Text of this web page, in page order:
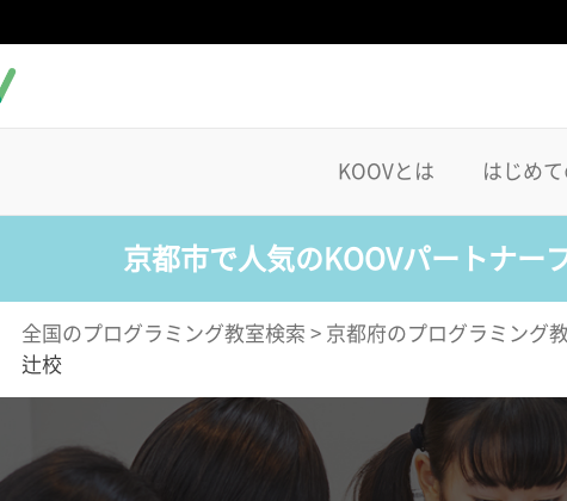
KOOVとは はじめ
京都市で人気のKOOVパートナー
全国のプログラミング教室検索 > 京都府のプログラミング
辻校